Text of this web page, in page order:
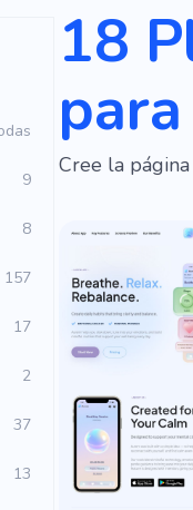
9
8
157
17
2
37
13
18
Cree la